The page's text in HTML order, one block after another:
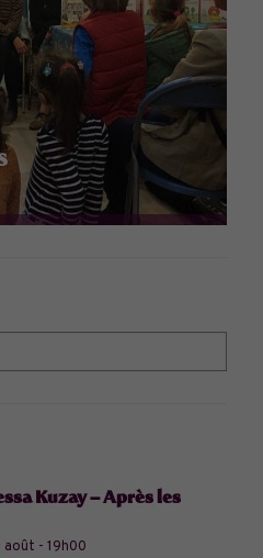
Kuzay – Après les
août - 19h00